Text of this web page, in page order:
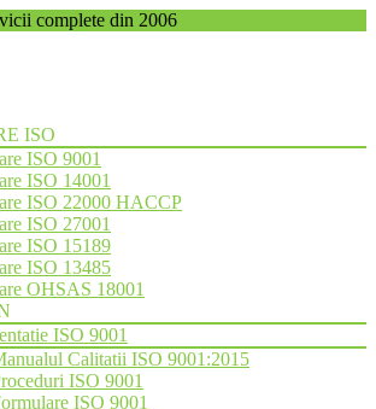
complete din 2006
ISO
ISO 9001
ISO 14001
ISO 22000 HACCP
ISO 27001
ISO 15189
ISO 13485
OHSAS 18001
ISO 9001
Calitatii ISO 9001:2015
ISO 9001
ISO 9001